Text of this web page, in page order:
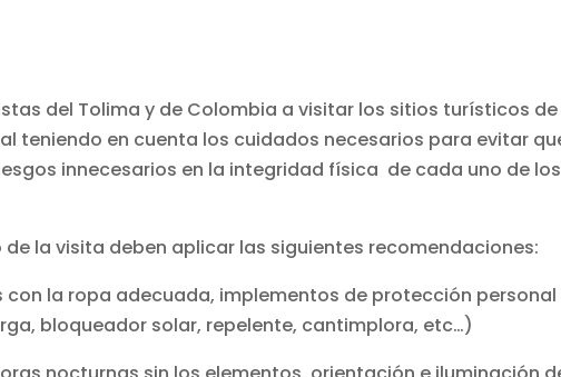
del Tolima y de Colombia a visitar los sitios turísticos
teniendo en cuenta los cuidados necesarios para evitar
innecesarios en la integridad física de cada uno de
la visita deben aplicar las siguientes recomendaciones:
la ropa adecuada, implementos de protección personal
bloqueador solar, repelente, cantimplora, etc…)